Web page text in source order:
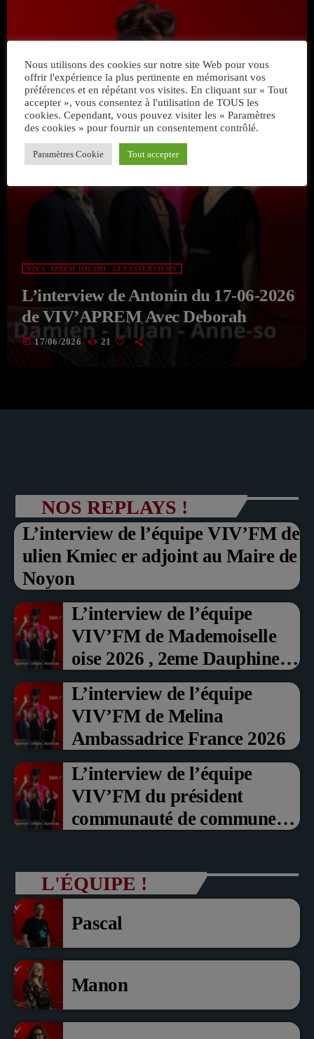
VIV'L'APREM 16H/19H - LES INTERVIEWS
L’interview de Antonin du 17-06-2026
de VIV’APREM Avec Deborah
today 17/06/2026 21
NOS REPLAYS !
L’interview de l’équipe VIV’FM de
ulien Kmiec er adjoint au Maire de
Noyon
L’interview de l’équipe
VIV’FM de Mademoiselle
oise 2026 , 2eme Dauphine et
Prix du Public , Marche aux
fruits rouge Noyon 2026
L’interview de l’équipe
VIV’FM de Melina
Ambassadrice France 2026
L’interview de l’équipe
VIV’FM du président
communauté de communes
président com de com
L'ÉQUIPE !
Pascal
Manon
Nous utilisons des cookies sur notre site Web pour vous
offrir l'expérience la plus pertinente en mémorisant vos
préférences et en répétant vos visites. En cliquant sur « Tout
accepter », vous consentez à l'utilisation de TOUS les
cookies. Cependant, vous pouvez visiter les « Paramètres
des cookies » pour fournir un consentement contrôlé.
Paramètres Cookie Tout accepter